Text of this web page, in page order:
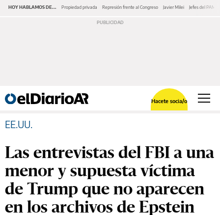
HOY HABLAMOS DE... Propiedad privada Represión frente al Congreso Javier Milei Jefes del PAMI
Hacete socia/o
EE.UU.
Las entrevistas del FBI a una
menor y supuesta víctima
de Trump que no aparecen
en los archivos de Epstein